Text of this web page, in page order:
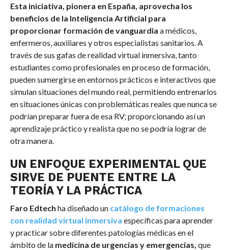
Esta iniciativa, pionera en España, aprovecha los
beneficios de la Inteligencia Artificial para
proporcionar formación de vanguardia a médicos,
enfermeros, auxiliares y otros especialistas sanitarios. A
través de sus gafas de realidad virtual inmersiva, tanto
estudiantes como profesionales en proceso de formación,
pueden sumergirse en entornos prácticos e interactivos que
simulan situaciones del mundo real, permitiendo entrenarlos
en situaciones únicas con problemáticas reales que nunca se
podrían preparar fuera de esa RV; proporcionando así un
aprendizaje práctico y realista que no se podría lograr de
otra manera.
UN ENFOQUE EXPERIMENTAL QUE
SIRVE DE PUENTE ENTRE LA
TEORÍA Y LA PRÁCTICA
Faro Edtech ha diseñado un catálogo de formaciones
con realidad virtual inmersiva específicas para aprender
y practicar sobre diferentes patologías médicas en el
ámbito de la medicina de urgencias y emergencias, que